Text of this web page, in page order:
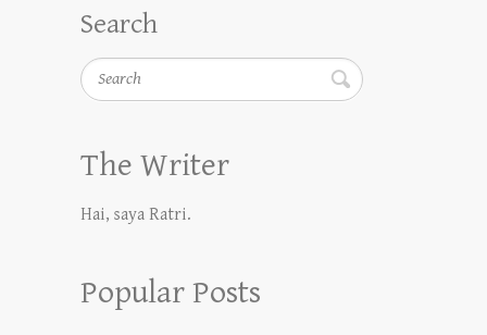
Search
Search
The Writer
Hai, saya Ratri.
Popular Posts